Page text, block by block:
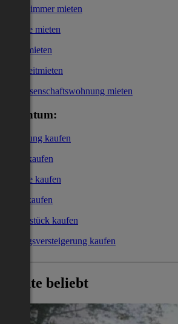
WG-Zimmer mieten
Garage mieten
Büro mieten
Kurzzeitmieten
Genossenschaftswohnung mieten
Eigentum:
Wohnung kaufen
Haus kaufen
Garage kaufen
Büro kaufen
Grundstück kaufen
Zwangsversteigerung kaufen
Heute beliebt